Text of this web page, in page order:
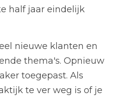
half jaar eindelijk
nieuwe klanten en
thema's. Opnieuw
toegepast. Als
te ver weg is of je